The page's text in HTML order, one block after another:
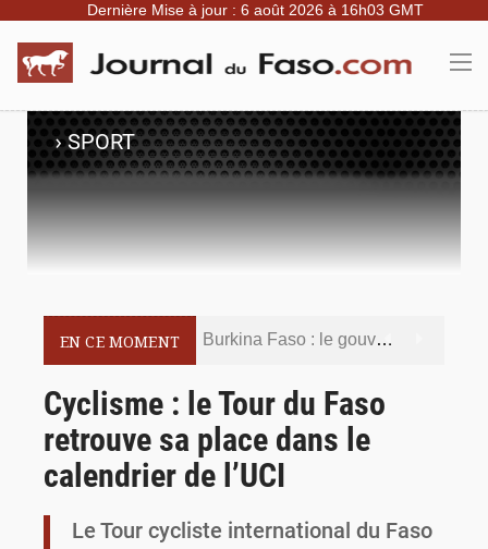
Dernière Mise à jour : 6 août 2026 à 16h03 GMT
›SPORT
EN CE MOMENT Burkina Faso : le gouvernement met en demeure l’artiste Kosa Pic de retirer de toutes les plateformes, ses contenus jugés contraires aux bonnes mœurs
Commémoration du 4 août : Ibrahim Traoré appelle à une mobilisation totale pour la souveraineté nationale
Cyclisme : le Tour du Faso
retrouve sa place dans le
calendrier de l’UCI
Le Tour cycliste international du Faso